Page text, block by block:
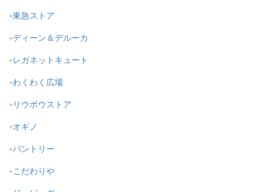
東急ストア
ディーン＆デルーカ
レガネットキュート
わくわく広場
リウボウストア
オギノ
パントリー
こだわりや